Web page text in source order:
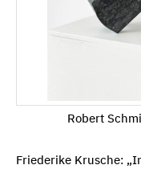
Robert
Friederike Krusche: